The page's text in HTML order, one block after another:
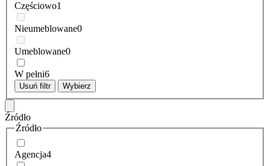
Częściowo1
Nieumeblowane0
Umeblowane0
W pełni6
Usuń filtr Wybierz
Źródło
Źródło
Agencja4